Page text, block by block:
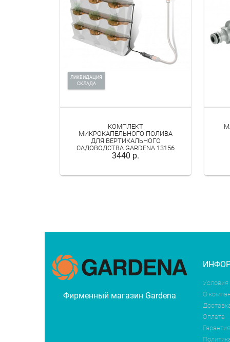
ЛИКВИДАЦИЯ
СКЛАДА
КОМПЛЕКТ
МИКРОКАПЕЛЬНОГО ПОЛИВА
ДЛЯ ВЕРТИКАЛЬНОГО
САДОВОДСТВА GARDENA 13156
3440 р.
Фирменный магазин Gardena
Условия
О
Оплата